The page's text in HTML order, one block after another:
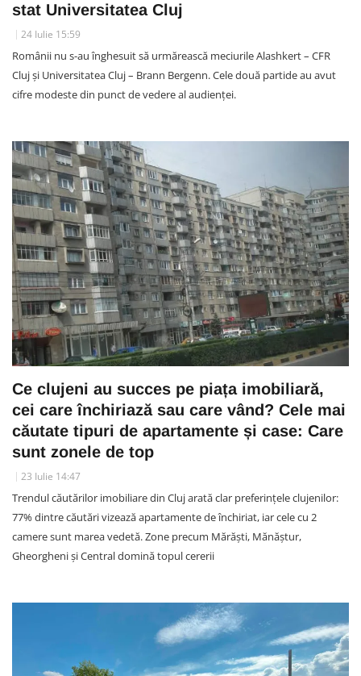
stat Universitatea Cluj
24 Iulie 15:59
Românii nu s-au înghesuit să urmărească meciurile Alashkert – CFR
Cluj și Universitatea Cluj – Brann Bergenn. Cele două partide au avut
cifre modeste din punct de vedere al audienței.
Ce clujeni au succes pe piața imobiliară,
cei care închiriază sau care vând? Cele mai
căutate tipuri de apartamente și case: Care
sunt zonele de top
23 Iulie 14:47
Trendul căutărilor imobiliare din Cluj arată clar preferințele clujenilor:
77% dintre căutări vizează apartamente de închiriat, iar cele cu 2
camere sunt marea vedetă. Zone precum Mărăști, Mănăștur,
Gheorgheni și Central domină topul cererii